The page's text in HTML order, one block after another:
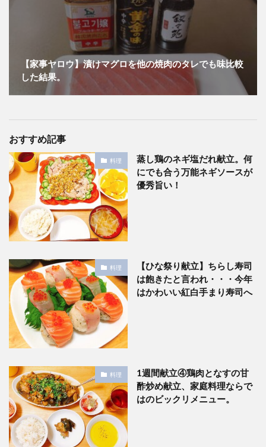
【家事ヤロウ】漬けマグロを他の焼肉のタレでも味比較
した結果。
おすすめ記事
料理
蒸し鶏のネギ塩だれ献立。何
にでも合う万能ネギソースが
優秀旨い！
料理
【ひな祭り献立】ちらし寿司
は飽きたと言われ・・・今年
はかわいい紅白手まり寿司へ
料理
1週間献立④鶏肉となすの甘
酢炒め献立、家庭料理ならで
はのビックリメニュー。